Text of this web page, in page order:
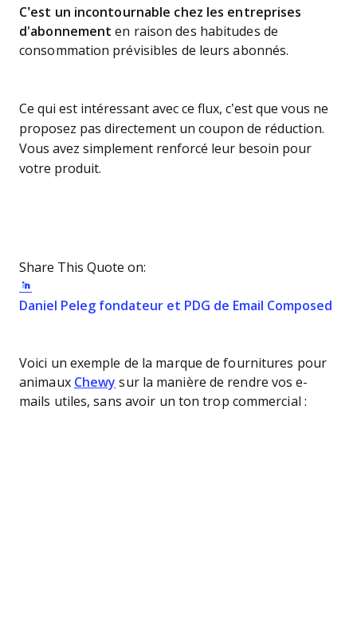
C’est un incontournable chez les entreprises
d'abonnement en raison des habitudes de
consommation prévisibles de leurs abonnés.
Ce qui est intéressant avec ce flux, c’est que vous ne
proposez pas directement un coupon de réduction.
Vous avez simplement renforcé leur besoin pour
votre produit.
Share This Quote on:
Share on Twitter
Share on Facebook
Daniel PelegOpens new window
fondateur et PDG de Email Composed
Voici un exemple de la marque de fournitures pour
animaux Chewy sur la manière de rendre vos e-
mails utiles, sans avoir un ton trop commercial :